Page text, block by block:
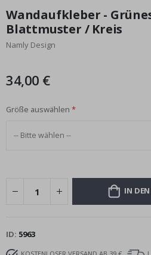
der
Bildgalerie
springen
Wandaufkleber -
Blattmuster / Kreis
Namly Design
34,00 €
Größe auswählen
IN
ID 5963